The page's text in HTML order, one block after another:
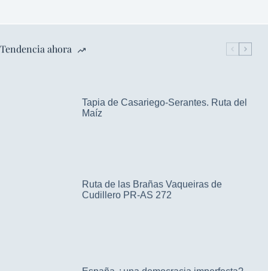
Tendencia ahora
Tapia de Casariego-Serantes. Ruta del
Maíz
Ruta de las Brañas Vaqueiras de
Cudillero PR-AS 272